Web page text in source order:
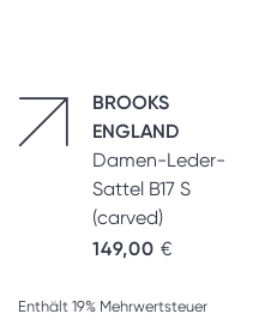
BROOKS
ENGLAND
Damen-Leder-
Sattel B17 S
(carved)
149,00 €
Enthält 19% Mehrwertsteuer